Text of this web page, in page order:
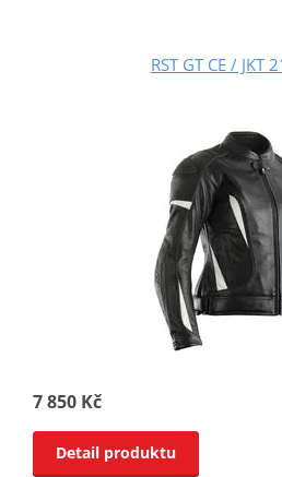
RST GT CE / JKT
7 850 Kč
Detail produktu